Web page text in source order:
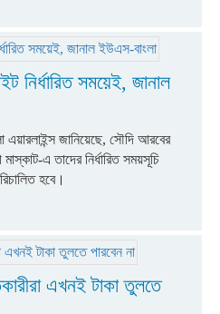
নির্ধারিত সময়েই, জানাল
এয়ারলাইন্স জানিয়েছে, সৌদি আরবের
এ তাদের নির্ধারিত সময়সূচি
হবে।
এখনই টাকা তুলতে